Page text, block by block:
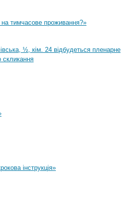
на тимчасове проживання?»
½, кім. 24 відбудеться пленарне
скликання
інструкція»